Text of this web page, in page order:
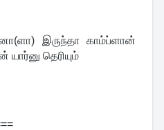
இருந்தா காம்ப்ளான்
தெரியும்